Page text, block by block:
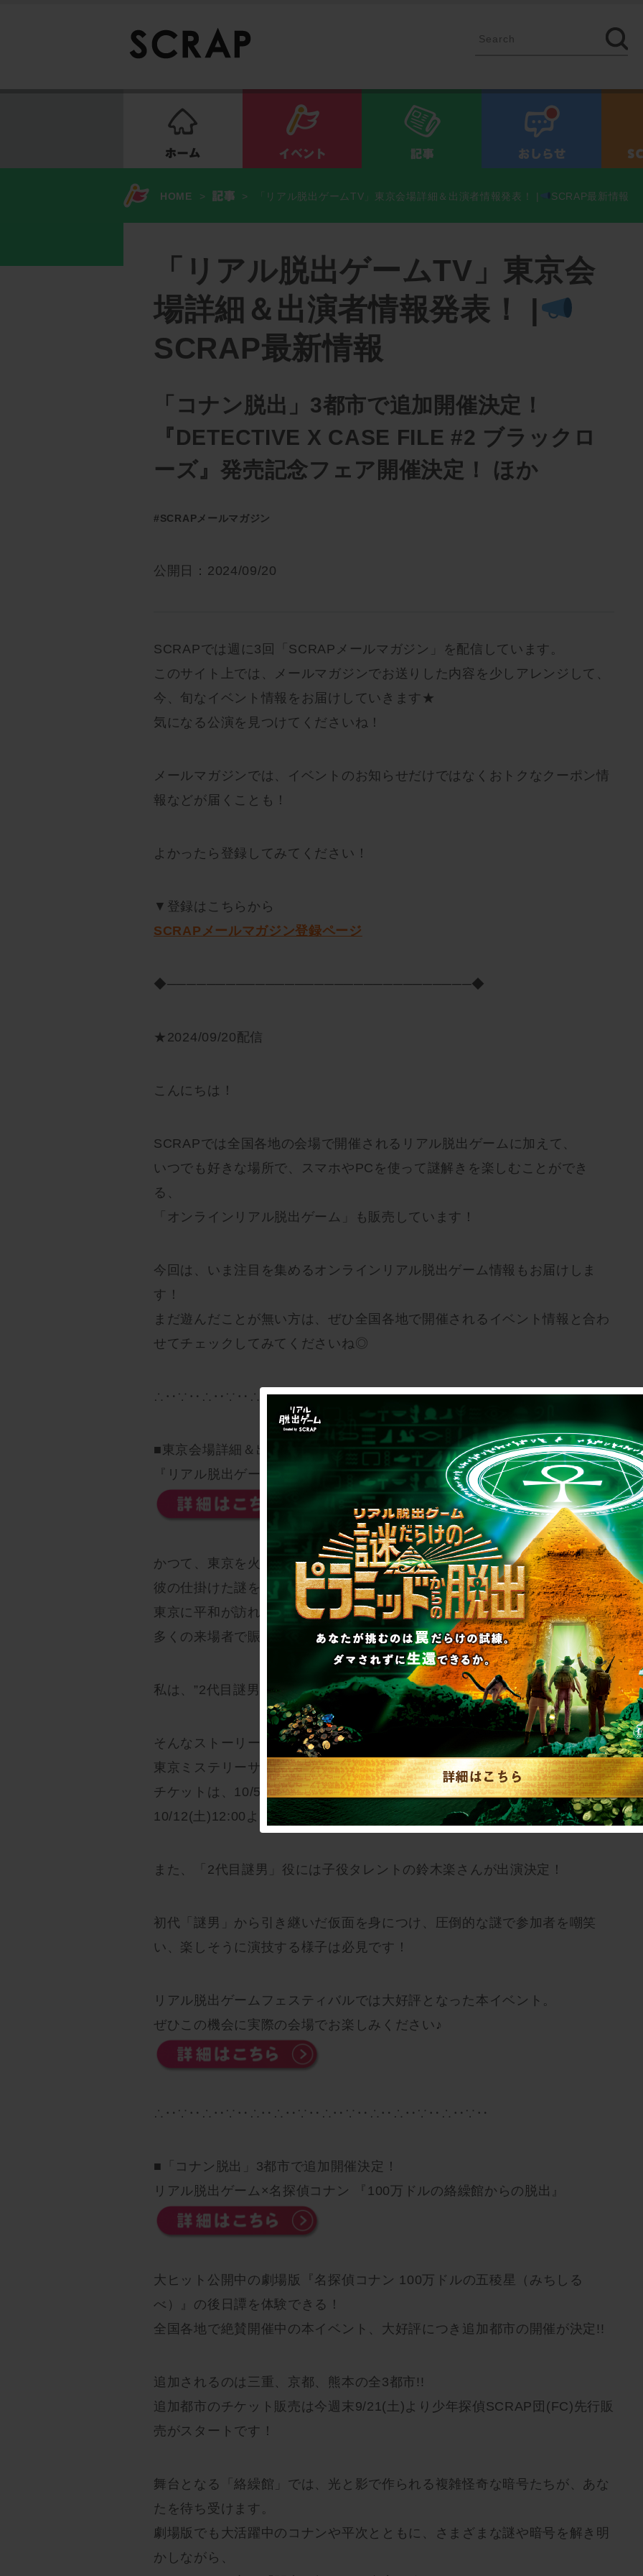
HOME > > 「リアル脱出ゲームTV」東京会場詳細＆出演者情報発表！ | SCRAP最新情報
「リアル脱出ゲームTV」東京会
場詳細＆出演者情報発表！ |
SCRAP最新情報
「コナン脱出」3都市で追加開催決定！
『DETECTIVE X CASE FILE #2 ブラックロ
ーズ』発売記念フェア開催決定！ ほか
#SCRAPメールマガジン
公開日：2024/09/20
SCRAPでは週に3回「SCRAPメールマガジン」を配信しています。
このサイト上では、メールマガジンでお送りした内容を少しアレンジして、
今、旬なイベント情報をお届けしていきます★
気になる公演を見つけてくださいね！
メールマガジンでは、イベントのお知らせだけではなくおトクなクーポン情
報などが届くことも！
よかったら登録してみてください！
▼登録はこちらから
SCRAPメールマガジン登録ページ
◆───────────────────────────────◆
★2024/09/20配信
こんにちは！
SCRAPでは全国各地の会場で開催されるリアル脱出ゲームに加えて、
いつでも好きな場所で、スマホやPCを使って謎解きを楽しむことができ
る、
「オンラインリアル脱出ゲーム」も販売しています！
今回は、いま注目を集めるオンラインリアル脱出ゲーム情報もお届けしま
す！
まだ遊んだことが無い方は、ぜひ全国各地で開催されるイベント情報と合わ
せてチェックしてみてくださいね◎
∴‥∵‥∴‥∵‥∴‥∴‥∵‥∴‥∵‥∴‥∴‥∵‥∴‥∵‥
■東京会場詳細＆出演者情報発表！
『リアル脱出ゲームTV～The Live～』
かつて、東京を火の海に染めようとしたテロリスト「謎男」。
彼の仕掛けた謎を全国の優秀な者たちが解き明かし、
東京に平和が訪れてから…… 10年。
多くの来場者で賑わう、あるイベント会場に、1通の挑戦状が届いた。
私は、”2代目謎男”。さあ、再びゲームをはじめましょう。
そんなストーリーで始まる本イベント、東京会場の詳細が決定しました！
東京ミステリーサーカスにて、12/26(木)～2025/2/2(日)で開催♪
チケットは、10/5(土)12:00より少年探偵SCRAP団(FC)先行、そして
10/12(土)12:00より一般販売が開始となります！
また、「2代目謎男」役には子役タレントの鈴木楽さんが出演決定！
初代「謎男」から引き継いだ仮面を身につけ、圧倒的な謎で参加者を嘲笑
い、楽しそうに演技する様子は必見です！
リアル脱出ゲームフェスティバルでは大好評となった本イベント。
ぜひこの機会に実際の会場でお楽しみください♪
∴‥∵‥∴‥∵‥∴‥∴‥∵‥∴‥∵‥∴‥∴‥∵‥∴‥∵‥
■「コナン脱出」3都市で追加開催決定！
リアル脱出ゲーム×名探偵コナン 『100万ドルの絡繰館からの脱出』
大ヒット公開中の劇場版『名探偵コナン 100万ドルの五稜星（みちしる
べ）』の後日譚を体験できる！
全国各地で絶賛開催中の本イベント、大好評につき追加都市の開催が決定!!
追加されるのは三重、京都、熊本の全3都市!!
追加都市のチケット販売は今週末9/21(土)より少年探偵SCRAP団(FC)先行販
売がスタートです！
舞台となる「絡繰館」では、光と影で作られる複雑怪奇な暗号たちが、あな
たを待ち受けます。
劇場版でも大活躍中のコナンや平次とともに、さまざまな謎や暗号を解き明
かしながら、